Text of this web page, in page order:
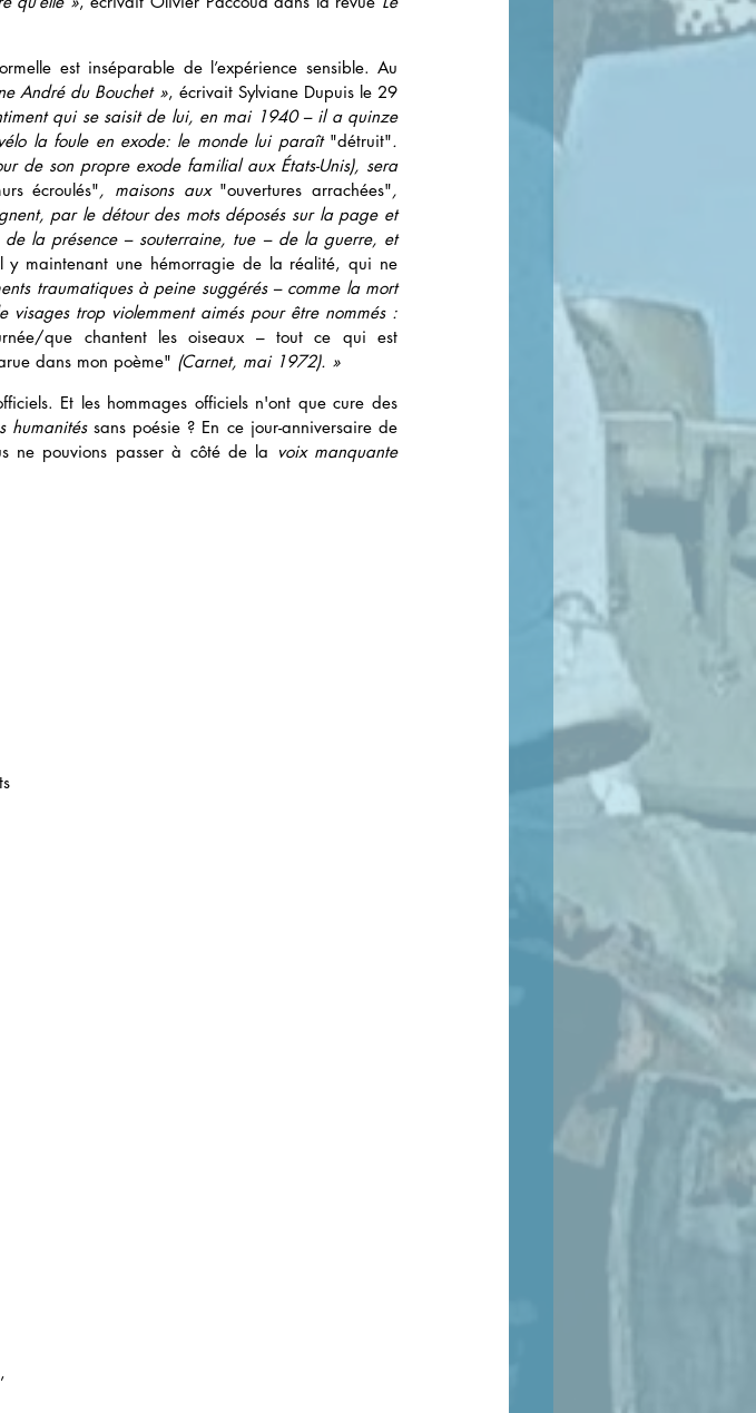
est inséparable de l’expérience sensible. Au
André du Bouchet », écrivait Sylviane Dupuis le 29
qui se saisit de lui, en mai 1940 – il a quinze
la foule en exode: le monde lui paraît "détruit".
de son propre exode familial aux États-Unis), sera
écroulés", maisons aux "ouvertures arrachées",
par le détour des mots déposés sur la page et
la présence – souterraine, tue – de la guerre, et
y maintenant une hémorragie de la réalité, qui ne
traumatiques à peine suggérés – comme la mort
que chantent les oiseaux – tout ce qui est
dans mon poème" (Carnet, mai 1972). »
Et les hommages officiels n'ont que cure des
humanités sans poésie ? En ce jour-anniversaire de
ne pouvions passer à côté de la voix manquante